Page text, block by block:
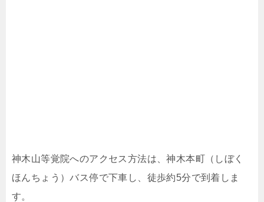
神木山等覚院へのアクセス方法は、神木本町（しぼく
ほんちょう）バス停で下車し、徒歩約5分で到着しま
す。